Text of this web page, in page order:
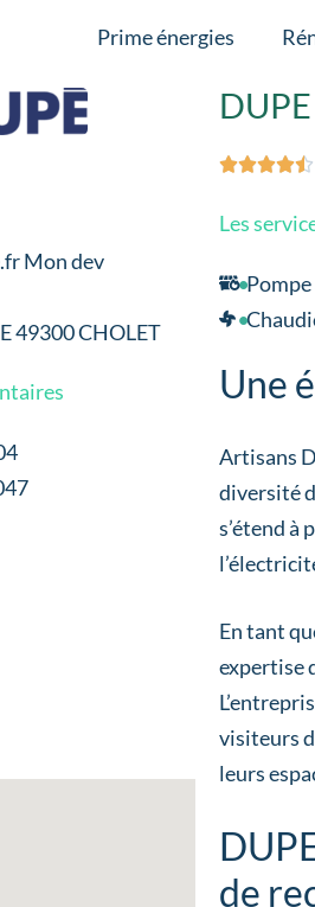
Prime énergies
Mon dev
49300 CHOLET

Les
Une
Artisans
diversité
s’étend à
En tant
expertise
visiteurs
leurs
de